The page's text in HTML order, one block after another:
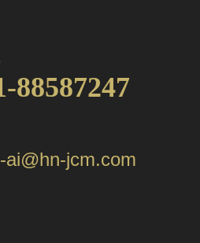
88587247
ai@hn-jcm.com